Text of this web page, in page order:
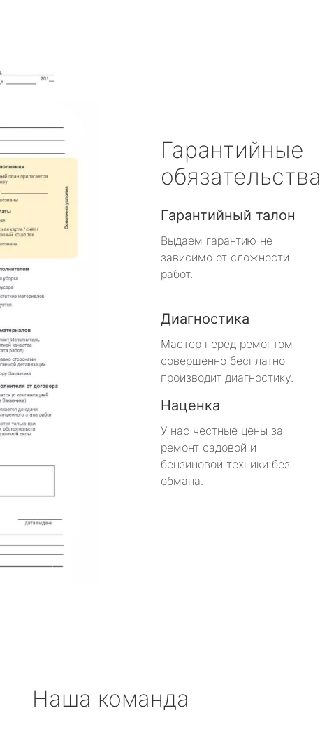
Гарантийные
обязательства
Гарантийный талон
Выдаем гарантию не
зависимо от сложности
работ.
Диагностика
Мастер перед ремонтом
совершенно бесплатно
производит диагностику.
Наценка
У нас честные цены за
ремонт садовой и
бензиновой техники без
обмана.
Наша команда